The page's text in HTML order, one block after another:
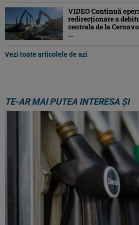
VIDEO Continuă
redirecționare a
centrala de la
...
Vezi toate articolele de azi
TE-AR MAI PUTEA INTERESA ȘI